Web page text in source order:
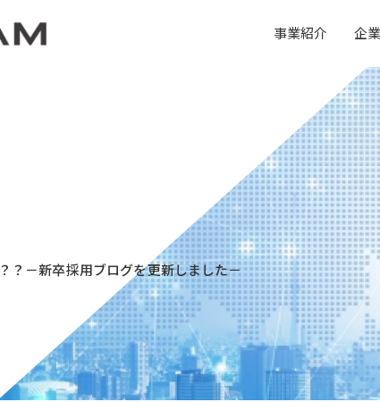
事業紹介 企
？－新卒採用ブログを更新しました－